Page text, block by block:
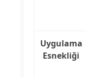
Uygulama
Esnekliği